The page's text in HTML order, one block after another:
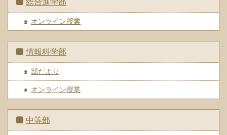
総合進学部
オンライン授業
情報科学部
部だより
オンライン授業
中等部